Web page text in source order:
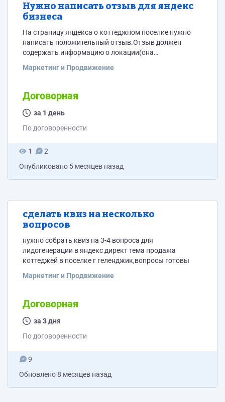
Нужно написать отзыв для яндекс
бизнеса
На страницу яндекса о коттеджном поселке нужно
написать положительный отзыв.Отзыв должен
содержать информацию о локации(она
понравился поселок(современная архитектура дома
отдыха и сдачи в аренду или переезда на юг,пару слов
можно о геленджике который активно развивается о
том что аэропорт работает,прилетели от куда то на
нужно.Аккаунт должен быть подвержденный...
Маркетинг и Продвижение
Договорная
за 1 день
По договоренности
1
2
Опубликовано 5 месяцев назад
сделать квиз на несколько
вопросов
нужно собрать квиз на 3-4 вопроса для
лидогенерации в яндекс директ тема продажа
коттеджей в поселке г геленджик,вопросы готовы
Маркетинг и Продвижение
Договорная
за 3 дня
По договоренности
9
Обновлено8 месяцев назад